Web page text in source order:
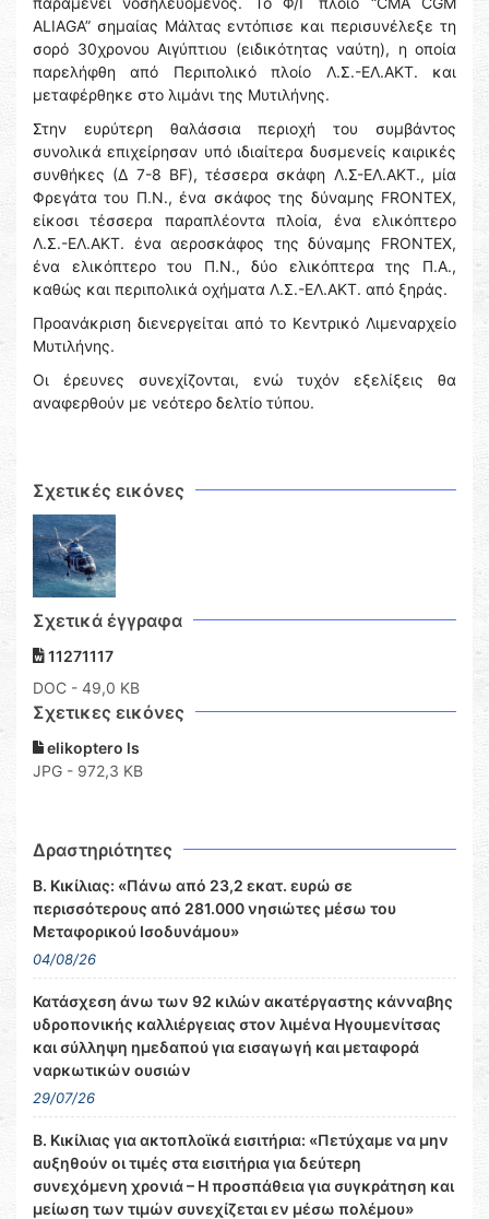
ALIAGA” σημαίας Μάλτας εντόπισε και περισυνέλεξε τη
σορό 30χρονου Αιγύπτιου (ειδικότητας ναύτη), η οποία
παρελήφθη από Περιπολικό πλοίο Λ.Σ.-ΕΛ.ΑΚΤ. και
μεταφέρθηκε στο λιμάνι της Μυτιλήνης.
Στην ευρύτερη θαλάσσια περιοχή του συμβάντος
συνολικά επιχείρησαν υπό ιδιαίτερα δυσμενείς καιρικές
συνθήκες (Δ 7-8 BF), τέσσερα σκάφη Λ.Σ-ΕΛ.ΑΚΤ., μία
Φρεγάτα του Π.Ν., ένα σκάφος της δύναμης FRONTEX,
είκοσι τέσσερα παραπλέοντα πλοία, ένα ελικόπτερο
Λ.Σ.-ΕΛ.ΑΚΤ. ένα αεροσκάφος της δύναμης FRONTEX,
ένα ελικόπτερο του Π.Ν., δύο ελικόπτερα της Π.Α.,
καθώς και περιπολικά οχήματα Λ.Σ.-ΕΛ.ΑΚΤ. από ξηράς.
Προανάκριση διενεργείται από το Κεντρικό Λιμεναρχείο
Μυτιλήνης.
Οι έρευνες συνεχίζονται, ενώ τυχόν εξελίξεις θα
αναφερθούν με νεότερο δελτίο τύπου.
Σχετικές εικόνες
Σχετικά έγγραφα
11271117
DOC - 49,0 KB
Σχετικες εικόνες
elikoptero ls
JPG - 972,3 KB
Δραστηριότητες
Β. Κικίλιας: «Πάνω από 23,2 εκατ. ευρώ σε
περισσότερους από 281.000 νησιώτες μέσω του
Μεταφορικού Ισοδυνάμου»
04/08/26
Κατάσχεση άνω των 92 κιλών ακατέργαστης κάνναβης
υδροπονικής καλλιέργειας στον λιμένα Ηγουμενίτσας
και σύλληψη ημεδαπού για εισαγωγή και μεταφορά
ναρκωτικών ουσιών
29/07/26
Β. Κικίλιας για ακτοπλοϊκά εισιτήρια: «Πετύχαμε να μην
αυξηθούν οι τιμές στα εισιτήρια για δεύτερη
συνεχόμενη χρονιά – Η προσπάθεια για συγκράτηση και
μείωση των τιμών συνεχίζεται εν μέσω πολέμου»